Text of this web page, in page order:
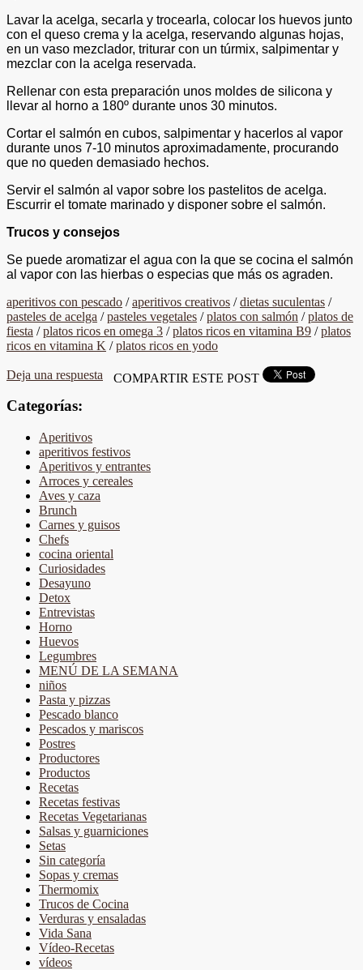
Lavar la acelga, secarla y trocearla, colocar los huevos junto
con el queso crema y la acelga, reservando algunas hojas,
en un vaso mezclador, triturar con un túrmix, salpimentar y
mezclar con la acelga reservada.
Rellenar con esta preparación unos moldes de silicona y
llevar al horno a 180º durante unos 30 minutos.
Cortar el salmón en cubos, salpimentar y hacerlos al vapor
durante unos 7-10 minutos aproximadamente, procurando
que no queden demasiado hechos.
Servir el salmón al vapor sobre los pastelitos de acelga.
Escurrir el tomate marinado y disponer sobre el salmón.
Trucos y consejos
Se puede aromatizar el agua con la que se cocina el salmón
al vapor con las hierbas o especias que más os agraden.
aperitivos con pescado /aperitivos creativos /dietas suculentas /
pasteles de acelga /pasteles vegetales /platos con salmón /platos de
fiesta /platos ricos en omega 3 /platos ricos en vitamina B9 /platos
ricos en vitamina K /platos ricos en yodo
Deja una respuesta COMPARTIR ESTE POST
Categorías:
Aperitivos
aperitivos festivos
Aperitivos y entrantes
Arroces y cereales
Aves y caza
Brunch
Carnes y guisos
Chefs
cocina oriental
Curiosidades
Desayuno
Detox
Entrevistas
Horno
Huevos
Legumbres
MENÚ DE LA SEMANA
niños
Pasta y pizzas
Pescado blanco
Pescados y mariscos
Postres
Productores
Productos
Recetas
Recetas festivas
Recetas Vegetarianas
Salsas y guarniciones
Setas
Sin categoría
Sopas y cremas
Thermomix
Trucos de Cocina
Verduras y ensaladas
Vida Sana
Vídeo-Recetas
vídeos